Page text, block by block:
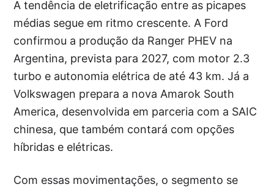
A tendência de eletrificação entre as picapes
médias segue em ritmo crescente. A Ford
confirmou a produção da Ranger PHEV na
Argentina, prevista para 2027, com motor 2.3
turbo e autonomia elétrica de até 43 km. Já a
Volkswagen prepara a nova Amarok South
America, desenvolvida em parceria com a SAIC
chinesa, que também contará com opções
híbridas e elétricas.
Com essas movimentações, o segmento se